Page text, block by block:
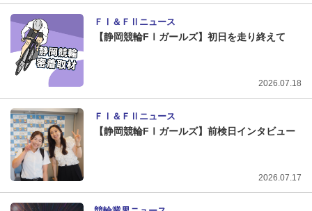
ＦⅠ＆ＦⅡニュース
【静岡競輪FⅠガールズ】初日を走り終えて
2026.07.18
ＦⅠ＆ＦⅡニュース
【静岡競輪FⅠガールズ】前検日インタビュー
2026.07.17